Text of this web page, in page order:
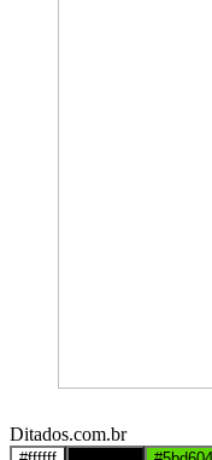
Ditados.com.br